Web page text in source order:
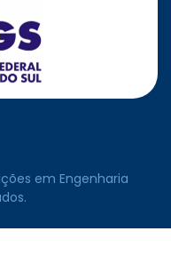
em Engenharia